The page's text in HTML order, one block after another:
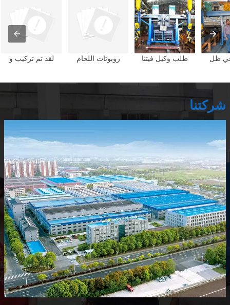
لقد تم تركيب و روبوتات اللحام طلب وكيل فيتنا في ظل
شركتنا